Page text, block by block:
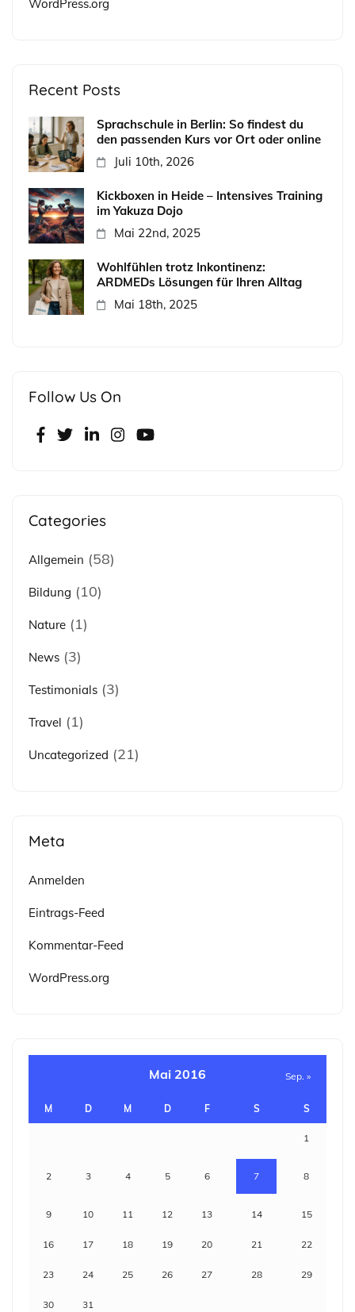
WordPress.org
Recent Posts
Sprachschule in Berlin: So findest du
den passenden Kurs vor Ort oder online
Juli 10th, 2026
Kickboxen in Heide – Intensives Training
im Yakuza Dojo
Mai 22nd, 2025
Wohlfühlen trotz Inkontinenz:
ARDMEDs Lösungen für Ihren Alltag
Mai 18th, 2025
Follow Us On
Categories
Allgemein (58)
Bildung (10)
Nature (1)
News (3)
Testimonials (3)
Travel (1)
Uncategorized (21)
Meta
Anmelden
Eintrags-Feed
Kommentar-Feed
WordPress.org
Mai 2016
M D M D F S S
1
2 3 4 5 6 7 8
9 10 11 12 13 14 15
16 17 18 19 20 21 22
23 24 25 26 27 28 29
30 31
Sep. »